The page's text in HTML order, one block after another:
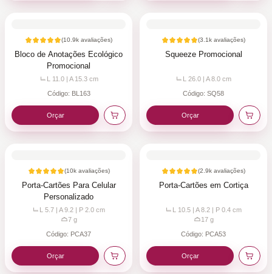
(10.9k avaliações)
Bloco de Anotações Ecológico
Promocional
L 11.0 | A 15.3cm
Código: BL163
Orçar
(3.1k avaliações)
Squeeze Promocional
L 26.0 | A 8.0 cm
Código: SQ58
Orçar
(10kavaliações)
Porta-Cartões Para Celular
Personalizado
L 5.7 | A 9.2 | P 2.0 cm
7g
Código: PCA37
Orçar
(2.9k avaliações)
Porta-Cartões em Cortiça
L 10.5 | A 8.2 | P 0.4 cm
17g
Código: PCA53
Orçar